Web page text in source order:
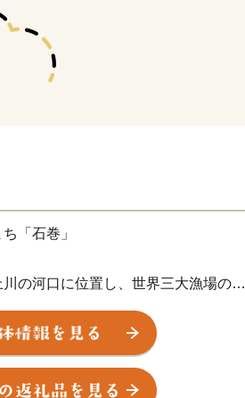
「石巻」
の河口に位置し、世界三大漁場の一
海のまちです。
形であり、また世界有数の植物プラ
から、かき、ほや、帆立などがおい